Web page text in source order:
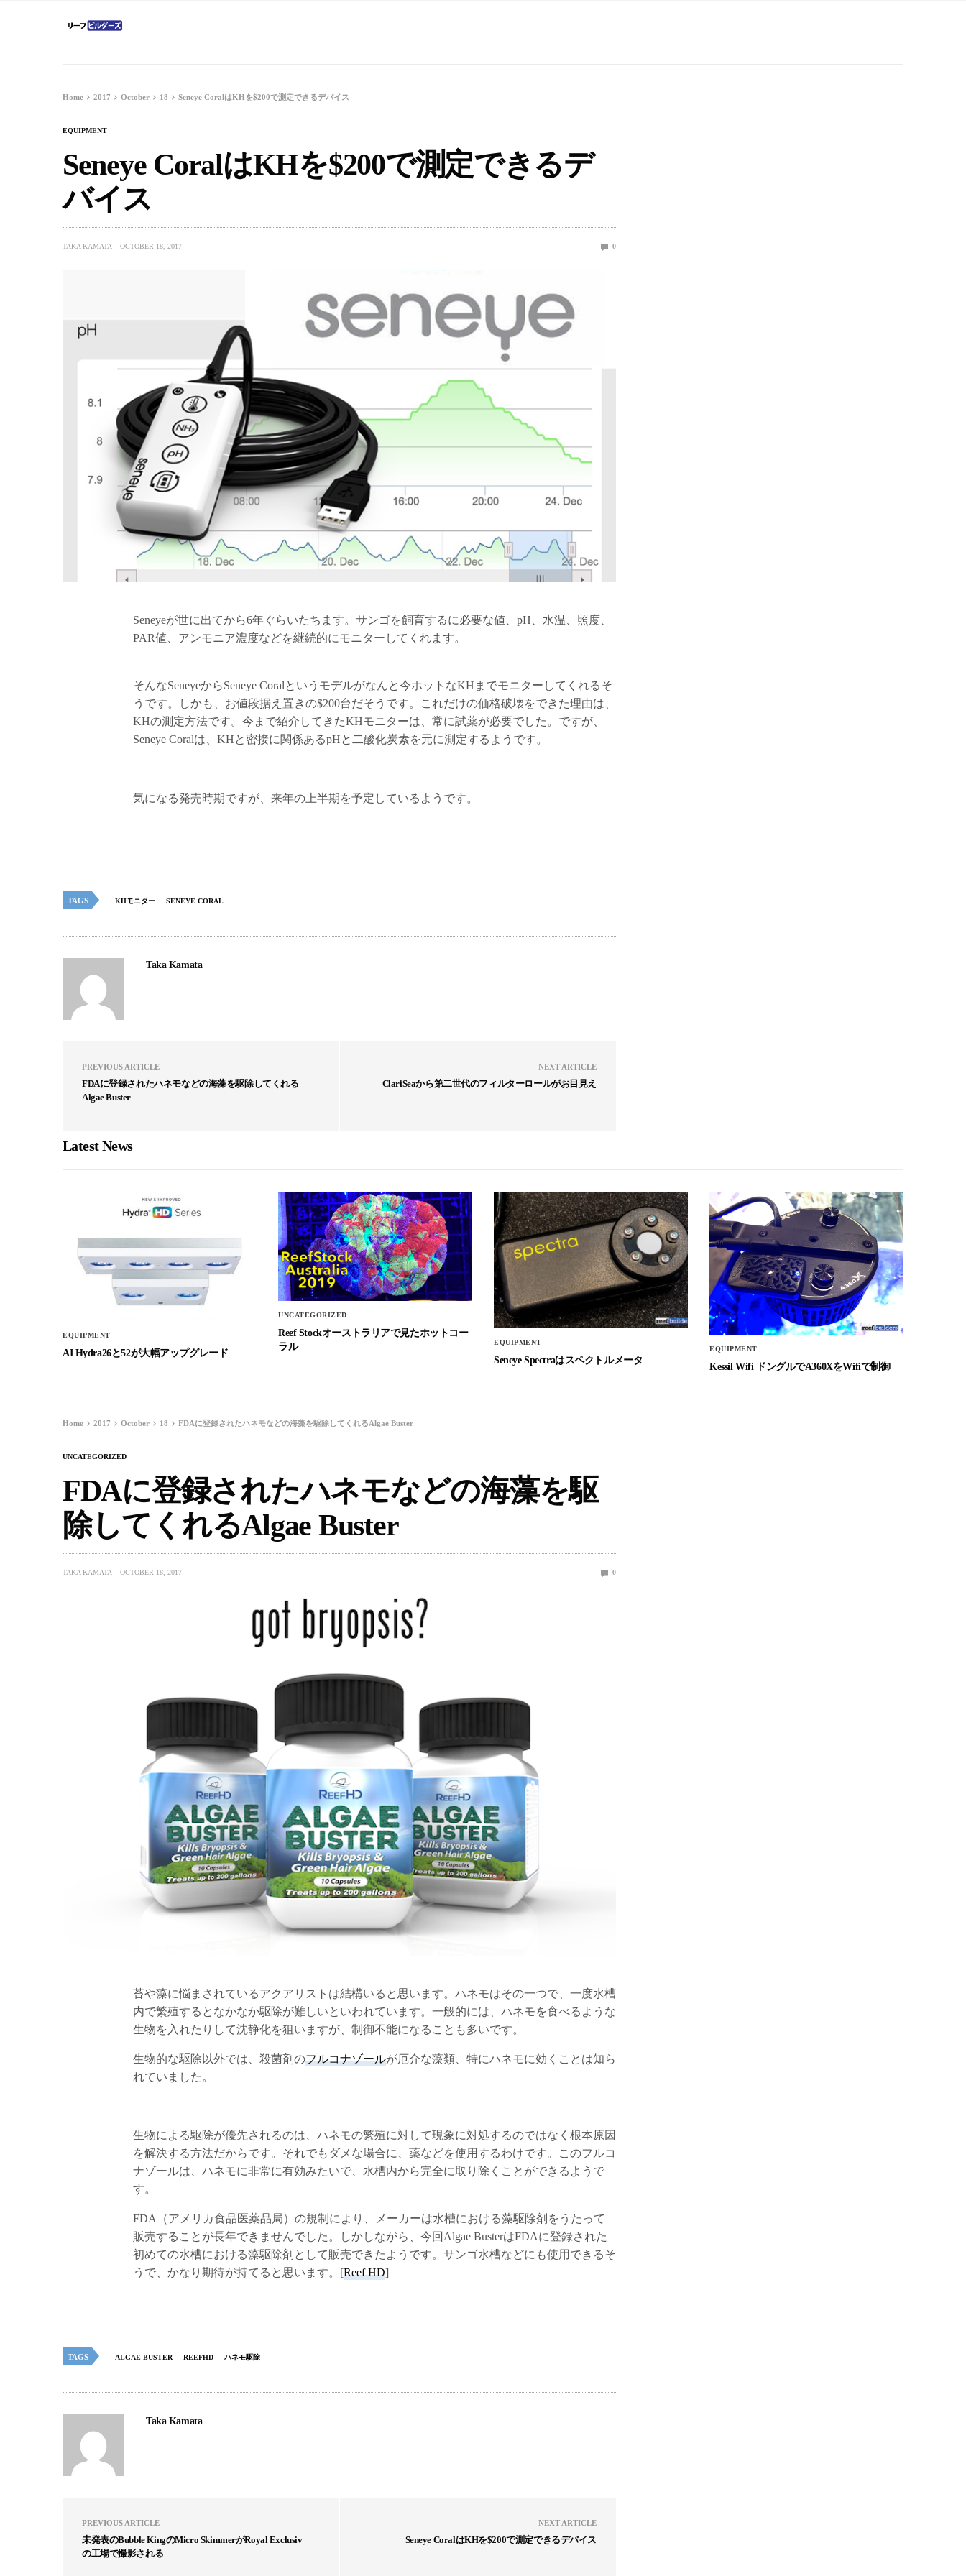
Home 2017 October 18 Seneye CoralはKHを$200で測定できるデバイス
EQUIPMENT
Seneye CoralはKHを$200で測定できるデ
バイス
TAKA KAMATA OCTOBER 18, 2017 0
Seneyeが世に出てから6年ぐらいたちます。サンゴを飼育するに必要な値、pH、水温、照度、
PAR値、アンモニア濃度などを継続的にモニターしてくれます。
そんなSeneyeからSeneye Coralというモデルがなんと今ホットなKHまでモニターしてくれるそ
うです。しかも、お値段据え置きの$200台だそうです。これだけの価格破壊をできた理由は、
KHの測定方法です。今まで紹介してきたKHモニターは、常に試薬が必要でした。ですが、
Seneye Coralは、KHと密接に関係あるpHと二酸化炭素を元に測定するようです。
気になる発売時期ですが、来年の上半期を予定しているようです。
TAGS KHモニター SENEYE CORAL
Taka Kamata
PREVIOUS ARTICLE
FDAに登録されたハネモなどの海藻を駆除してくれる
Algae Buster
NEXT ARTICLE
ClariSeaから第二世代のフィルターロールがお目見え
Latest News
EQUIPMENT
AI Hydra26と52が大幅アップグレード
UNCATEGORIZED
Reef Stockオーストラリアで見たホットコー
ラル
EQUIPMENT
Seneye Spectraはスペクトルメータ
EQUIPMENT
Kessil Wifi ドングルでA360XをWifiで制御
Home 2017 October 18 FDAに登録されたハネモなどの海藻を駆除してくれるAlgae Buster
UNCATEGORIZED
FDAに登録されたハネモなどの海藻を駆
除してくれるAlgae Buster
TAKA KAMATA OCTOBER 18, 2017 0
苔や藻に悩まされているアクアリストは結構いると思います。ハネモはその一つで、一度水槽
内で繁殖するとなかなか駆除が難しいといわれています。一般的には、ハネモを食べるような
生物を入れたりして沈静化を狙いますが、制御不能になることも多いです。
生物的な駆除以外では、殺菌剤のフルコナゾールが厄介な藻類、特にハネモに効くことは知ら
れていました。
生物による駆除が優先されるのは、ハネモの繁殖に対して現象に対処するのではなく根本原因
を解決する方法だからです。それでもダメな場合に、薬などを使用するわけです。このフルコ
ナゾールは、ハネモに非常に有効みたいで、水槽内から完全に取り除くことができるようで
す。
FDA（アメリカ食品医薬品局）の規制により、メーカーは水槽における藻駆除剤をうたって
販売することが長年できませんでした。しかしながら、今回Algae BusterはFDAに登録された
初めての水槽における藻駆除剤として販売できたようです。サンゴ水槽などにも使用できるそ
うで、かなり期待が持てると思います。[Reef HD]
TAGS ALGAE BUSTER REEFHD ハネモ駆除
Taka Kamata
PREVIOUS ARTICLE
未発表のBubble KingのMicro SkimmerがRoyal Exclusiv
の工場で撮影される
NEXT ARTICLE
Seneye CoralはKHを$200で測定できるデバイス